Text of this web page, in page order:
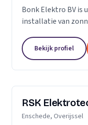
Bonk Elektro BV is
installatie van
vakmanschap,
Bekijk profiel
RSK
Enschede, Overijssel